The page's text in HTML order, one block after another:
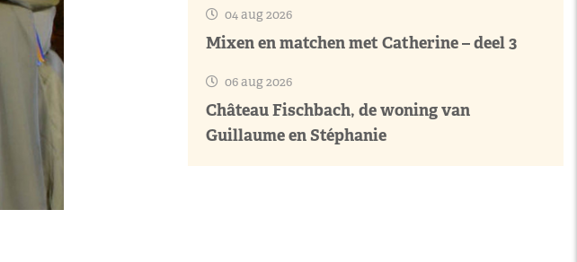
04 aug 2026
Mixen en matchen met Catherine – deel 3
06 aug 2026
Château Fischbach, de woning van
Guillaume en Stéphanie